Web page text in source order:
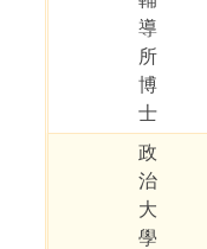
導
所
博
士
政
治
大
學